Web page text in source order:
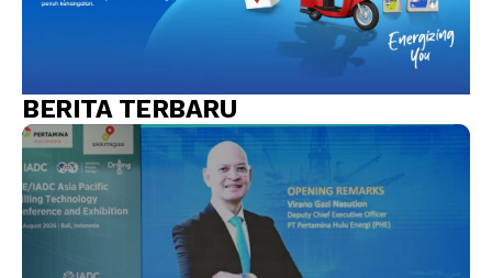
BERITA TERBARU